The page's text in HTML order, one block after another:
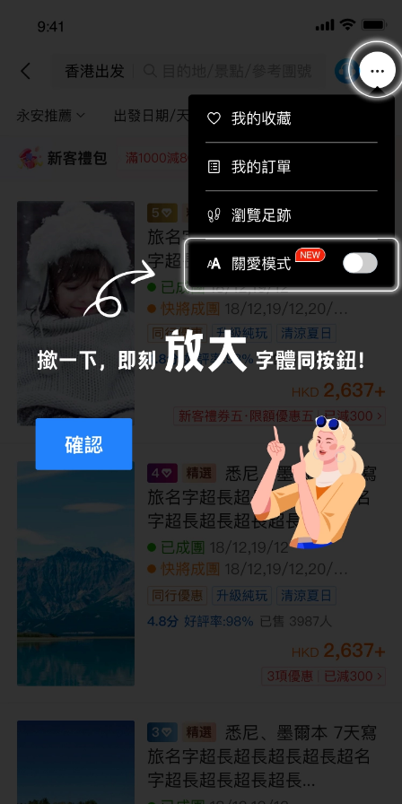
下載
永安推薦 出發日期/天數 途徑景點
新客禮包 每位即減220 每位即減160 每位即減120
LMKCZ07NL
【4鑽】【中亞細亞】哈薩克 7天探索
之旅
其他日期 05/11,12/11,19/11,26/11
全包價
HKD25,999 HKD 21,999+/人
限額優惠
已減
到底啦